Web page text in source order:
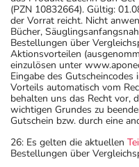
(PZN 10832664). Gültig:
der Vorrat reicht. Nicht
Bücher,
Bestellungen über
Aktionsvorteilen
einzulösen unter
Eingabe des
Vorteils automatisch vom
behalten uns das Recht vor,
wichtigen Grundes zu
Gutschein bzw. durch eine
26: Es gelten die aktuellen
Bestellungen über